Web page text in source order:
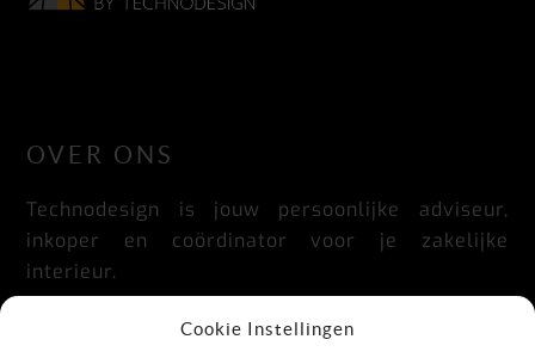
Cookie Instellingen
OVER ONS
Technodesign is jouw persoonlijke adviseur,
inkoper en coördinator voor je zakelijke
interieur.
Praktisch, doordacht, stijlvol en flexibel.